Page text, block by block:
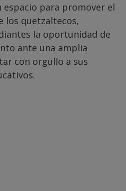
espacio para promover el
los quetzaltecos,
la oportunidad de
ante una amplia
con orgullo a sus